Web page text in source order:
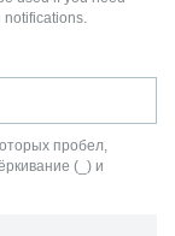
notifications.
пробел,
(_) и